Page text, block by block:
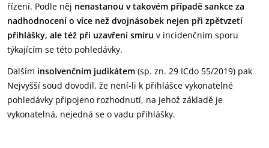
řízení. Podle něj nenastanou v takovém případě sankce za
nadhodnocení o více než dvojnásobek nejen při zpětvzetí
přihlášky, ale též při uzavření smíru v incidenčním sporu
týkajícím se této pohledávky.
Dalším insolvenčním judikátem (sp. zn. 29 ICdo 55/2019) pak
Nejvyšší soud dovodil, že není-li k přihlášce vykonatelné
pohledávky připojeno rozhodnutí, na jehož základě je
vykonatelná, nejedná se o vadu přihlášky.